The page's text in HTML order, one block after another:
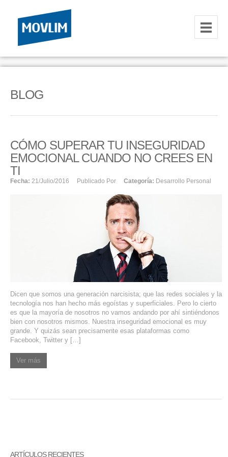
INICIO
HOSTING
HOSTING
PAGINAS WEB PARA NEGOCIOS
PAGINA WEB CON MANEJADOR DE CONTENIDOS
PAGINA WEB CON CATÁLOGO DE PRODUCTOS
PAGINAS WEB A MEDIDA
SISTEMAS PARA NEGOCIOS Y EMPRESAS
BLOG
CÓMO SUPERAR TU INSEGURIDAD
EMOCIONAL CUANDO NO CREES EN
TI
Fecha: 21/julio/2016 Publicado Por Categoría: Desarrollo Personal
Dicen que somos una generación narcisista; que las redes sociales y la
tecnología nos han hecho más egoístas y superficiales. Pero lo cierto
es que la mayoría de nosotros no vamos andando por ahí sintiéndonos
bien con nosotros mismos. Nuestra inseguridad emocional es muy
grande. Y quizás sean precisamente esas plataformas como
Facebook, Twitter y […]
Ver más
ARTÍCULOS RECIENTES